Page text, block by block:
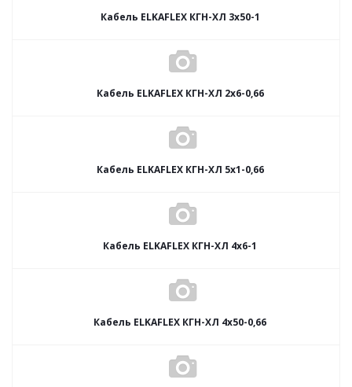
Кабель ELKAFLEX КГН-ХЛ 3x50-1
Кабель ELKAFLEX КГН-ХЛ 2x6-0,66
Кабель ELKAFLEX КГН-ХЛ 5x1-0,66
Кабель ELKAFLEX КГН-ХЛ 4x6-1
Кабель ELKAFLEX КГН-ХЛ 4x50-0,66